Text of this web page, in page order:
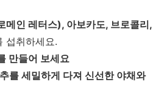
메인 레터스), 아보카도, 브로콜리,
섭취하세요.
만들어 보세요
를 세밀하게 다져 신선한 야채와